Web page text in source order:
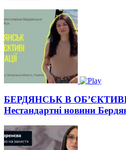
БЕРДЯНСЬК В
Нестандартні новини